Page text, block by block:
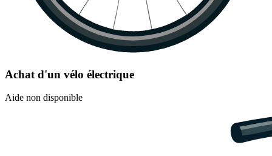
Achat d'un vélo électrique
Aide non disponible